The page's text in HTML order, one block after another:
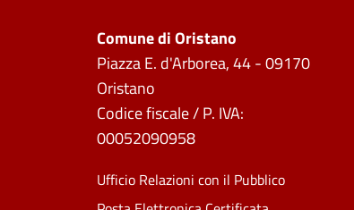
Comune di Oristano
Piazza E. d'Arborea, 44 - 09170
Oristano
Codice fiscale / P. IVA:
00052090958
Ufficio Relazioni con il Pubblico